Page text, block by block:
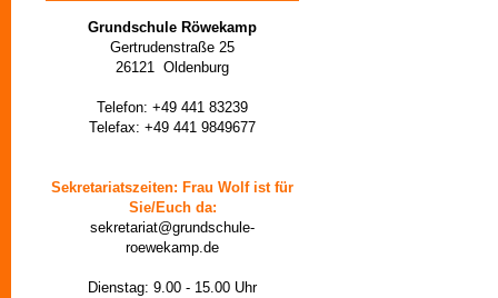
Grundschule Röwekamp
Gertrudenstraße 25
26121 Oldenburg
Telefon: +49 441 83239
Telefax: +49 441 9849677
Sekretariatszeiten: Frau Wolf ist für
Sie/Euch da:
sekretariat@grundschule-
roewekamp.de
Dienstag: 9.00 - 15.00 Uhr